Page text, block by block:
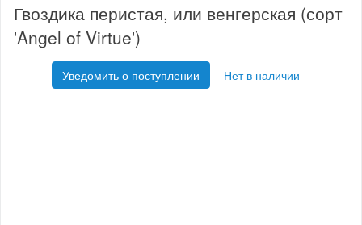
Гвоздика перистая, или венгерская (сорт
'Angel of Virtue')
Уведомить о поступлении Нет в наличии